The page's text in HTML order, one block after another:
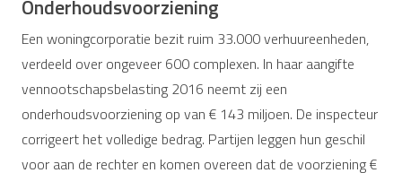
Onderhoudsvoorziening
Een woningcorporatie bezit ruim 33.000 verhuureenheden,
verdeeld over ongeveer 600 complexen. In haar aangifte
vennootschapsbelasting 2016 neemt zij een
onderhoudsvoorziening op van € 143 miljoen. De inspecteur
corrigeert het volledige bedrag. Partijen leggen hun geschil
voor aan de rechter en komen overeen dat de voorziening €